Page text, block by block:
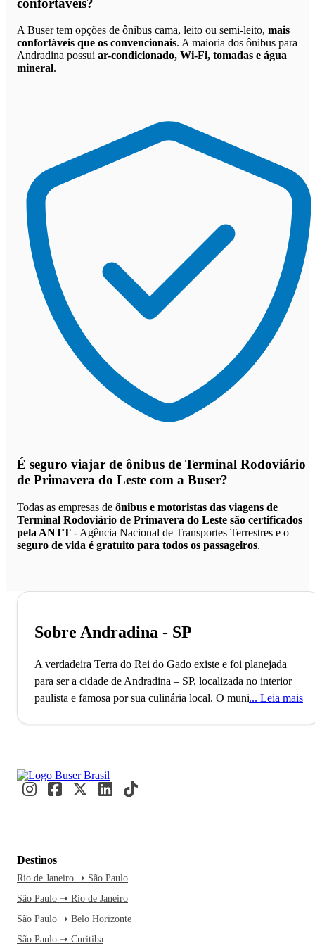
A Buser tem opções de ônibus cama, leito ou semi-leito, mais
confortáveis que os convencionais. A maioria dos ônibus para
Andradina possui ar-condicionado, Wi-Fi, tomadas e água
mineral.
É seguro viajar de ônibus de Terminal Rodoviário
de Primavera do Leste com a Buser?
Todas as empresas de ônibus e motoristas das viagens de
Terminal Rodoviário de Primavera do Leste são certificados
pela ANTT - Agência Nacional de Transportes Terrestres e o
seguro de vida é gratuito para todos os passageiros.
Sobre Andradina - SP
A verdadeira Terra do Rei do Gado existe e foi planejada
para ser a cidade de Andradina – SP, localizada no interior
paulista e famosa por sua culinária local. O município de
famílias em seu início. Hoje, Andradina possui
aproximadamente 57 mil habitantes. Andradina é conhecida
como traço principal a culinária. E se eu te falar que eles têm
uma Festa da Mandioca? Isso mesmo, o município prepara
uma festividade dedicada à mandioca, alimento adorado
pelos andradinenses. Pode chamar de aipim, macaxeira, seja
lá o nome que preferir, essa tradição andradinense é feita
Leia mais
Destinos
Rio de Janeiro ➝ São Paulo
São Paulo ➝ Rio de Janeiro
São Paulo ➝ Belo Horizonte
São Paulo ➝ Curitiba